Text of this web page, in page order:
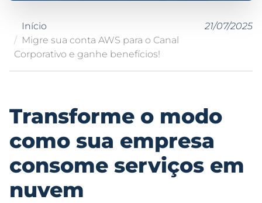
Início
Migre sua conta AWS para o Canal
Corporativo e ganhe benefícios!
21/07/2025
Transforme o modo
como sua empresa
consome serviços em
nuvem